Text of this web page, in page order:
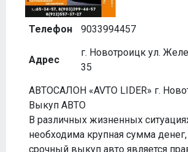
Телефон 9033994457
Адрес
г. Новотроицк ул.
35
АВТОСАЛОН «AVTO LIDER» г.
Выкуп АВТО
В различных жизненных
необходима крупная сумма
срочный выкуп авто является